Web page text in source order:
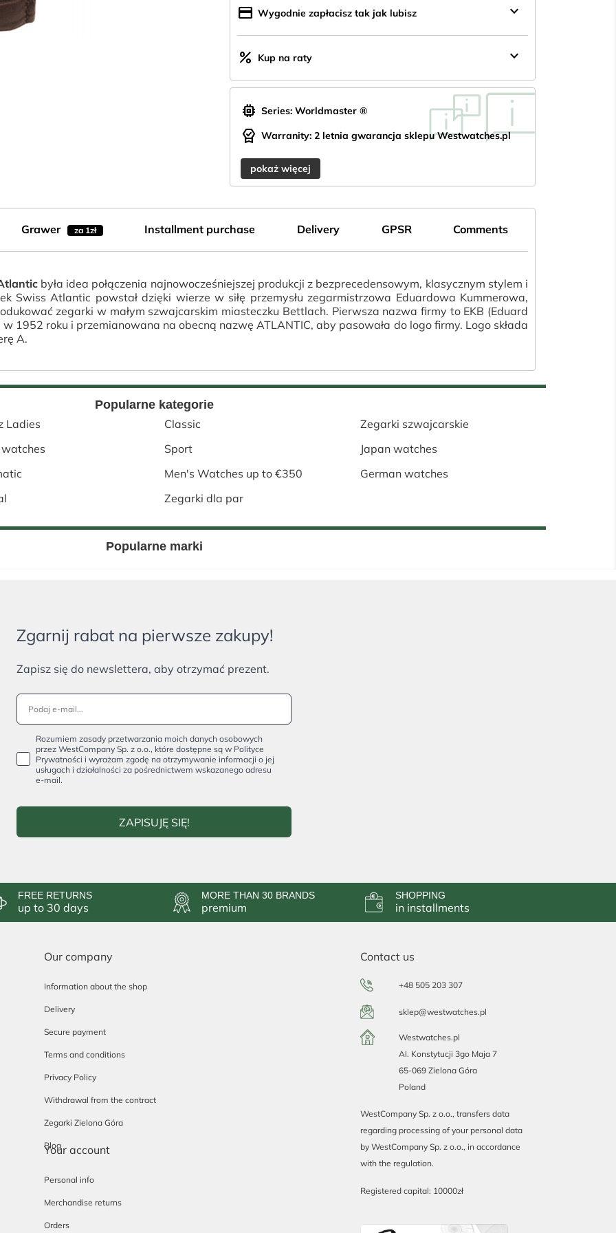
credit_card Wygodnie zapłacisz tak jak lubisz keyboard_arrow_down
percent Kup na raty keyboard_arrow_down
memory Series: Worldmaster ®
editor_choice Warranity: 2 letnia gwarancja sklepu Westwatches.pl
pokaż więcej
Grawer za 1zł Installment purchase Delivery GPSR Comments
była idea połączenia najnowocześniejszej produkcji z bezprecedensowym, klasycznym stylem i
Swiss Atlantic powstał dzięki wierze w siłę przemysłu zegarmistrzowa Eduardowa Kummerowa,
zegarki w małym szwajcarskim miasteczku Bettlach. Pierwsza nazwa firmy to EKB (Eduard
1952 roku i przemianowana na obecną nazwę ATLANTIC, aby pasowała do logo firmy. Logo składa
A.
Popularne kategorie
Ladies
Classic
Sport
Men's Watches up to €350
Zegarki dla par
Zegarki szwajcarskie
Japan watches
German watches
Popularne marki
Zgarnij rabat na pierwsze zakupy!
Zapisz się do newslettera, aby otrzymać prezent.
Rozumiem zasady przetwarzania moich danych osobowych
przez WestCompany Sp. z o.o., które dostępne są w Polityce
Prywatności i wyrażam zgodę na otrzymywanie informacji o jej
usługach i działalności za pośrednictwem wskazanego adresu
e-mail.
ZAPISUJĘ SIĘ!
FREE RETURNS
up to 30 days
MORE THAN 30 BRANDS
premium
SHOPPING
in installments
Our company
Information about the shop
Delivery
Secure payment
Terms and conditions
Privacy Policy
Withdrawal from the contract
Zegarki Zielona Góra
Blog
Contact us
+48 505 203 307
sklep@westwatches.pl
Westwatches.pl
Al. Konstytucji 3go Maja 7
65-069 Zielona Góra
Poland
WestCompany Sp. z o.o., transfers data
regarding processing of your personal data
by WestCompany Sp. z o.o., in accordance
with the regulation.
Registered capital: 10000zł
Your account
Personal info
Merchandise returns
Orders